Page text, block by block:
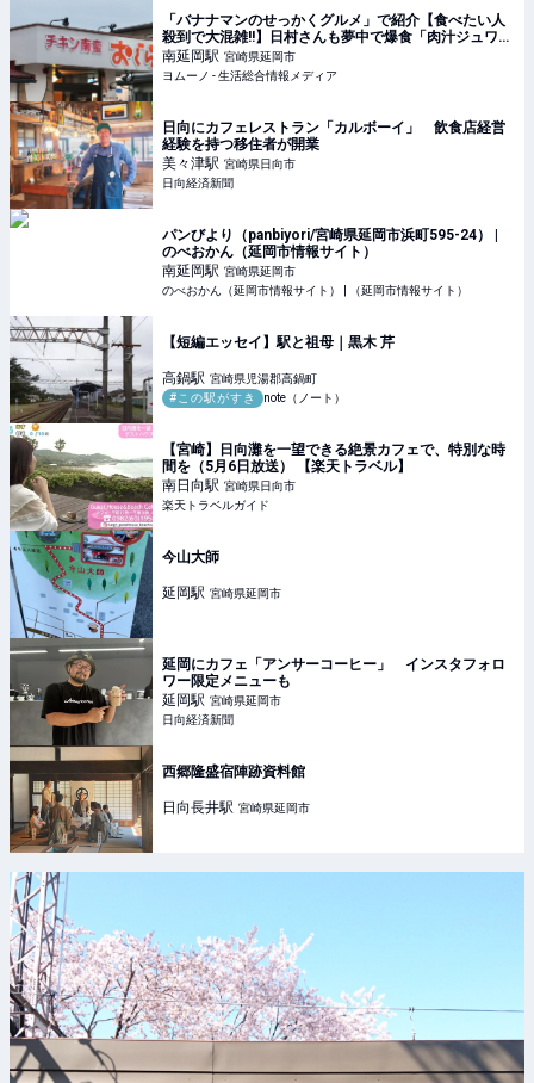
「バナナマンのせっかくグルメ」で紹介【食べたい人
殺到で大混雑!!】日村さんも夢中で爆食「肉汁ジュワ
ッ！あぁ至福…」宮崎の絶品グルメ | ヨムーノ
南延岡駅 宮崎県延岡市
ヨムーノ - 生活総合情報メディア
日向にカフェレストラン「カルボーイ」 飲食店経営
経験を持つ移住者が開業
美々津駅 宮崎県日向市
日向経済新聞
パンびより（panbiyori/宮崎県延岡市浜町595-24） |
のべおかん（延岡市情報サイト）
南延岡駅 宮崎県延岡市
のべおかん（延岡市情報サイト） | （延岡市情報サイト）
【短編エッセイ】駅と祖母｜黒木 芹
高鍋駅 宮崎県児湯郡高鍋町
#この駅がすき
note（ノート）
【宮崎】日向灘を一望できる絶景カフェで、特別な時
間を（5月6日放送） 【楽天トラベル】
南日向駅 宮崎県日向市
楽天トラベルガイド
今山大師
延岡駅 宮崎県延岡市
延岡にカフェ「アンサーコーヒー」 インスタフォロ
ワー限定メニューも
延岡駅 宮崎県延岡市
日向経済新聞
西郷隆盛宿陣跡資料館
日向長井駅 宮崎県延岡市